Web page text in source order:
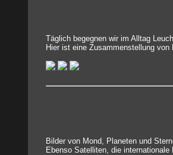
Täglich begegnen wir im Alltag
Hier ist eine Zusammenstellung
Bilder von Mond, Planeten und
Ebenso Satelliten, die